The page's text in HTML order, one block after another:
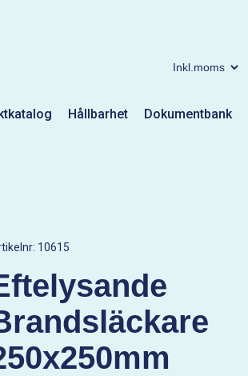
Hållbarhet Dokumentbank
10615